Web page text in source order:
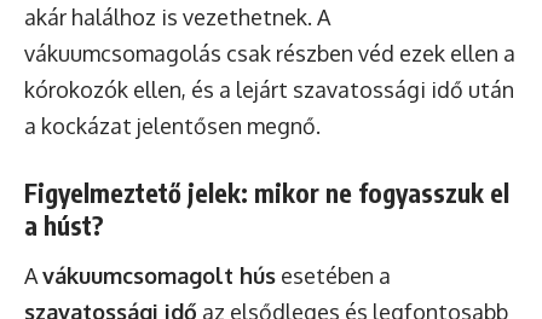
akár halálhoz is vezethetnek. A
vákuumcsomagolás csak részben véd ezek ellen a
kórokozók ellen, és a lejárt szavatossági idő után
a kockázat jelentősen megnő.
Figyelmeztető jelek: mikor ne fogyasszuk el
a húst?
Avákuumcsomagolt hús esetében a
szavatossági idő az elsődleges és legfontosabb